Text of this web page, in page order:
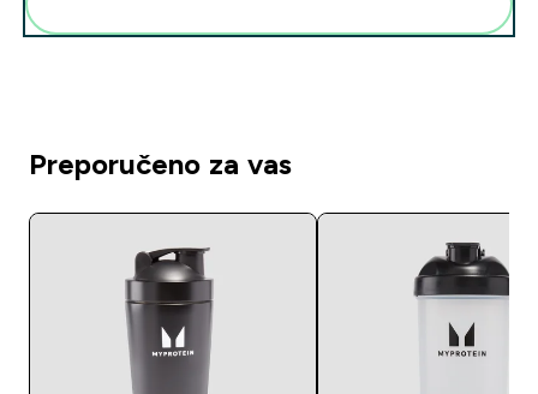
Preporučeno za vas